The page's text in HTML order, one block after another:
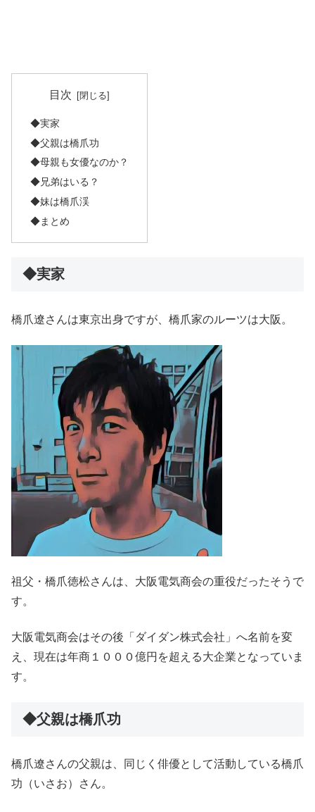
目次
◆実家
◆父親は橋爪功
◆母親も女優なのか？
◆兄弟はいる？
◆妹は橋爪渓
◆まとめ
◆実家
橋爪遼さんは東京出身ですが、橋爪家のルーツは大阪。
祖父・橋爪徳松さんは、大阪電気商会の重役だったそうで
す。
大阪電気商会はその後「ダイダン株式会社」へ名前を変
え、現在は年商１０００億円を超える大企業となっていま
す。
◆父親は橋爪功
橋爪遼さんの父親は、同じく俳優として活動している橋爪
功（いさお）さん。